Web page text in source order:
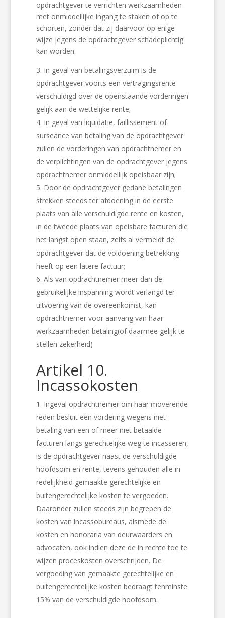
opdrachtgever te verrichten werkzaamheden
met onmiddellijke ingang te staken of op te
schorten, zonder dat zij daarvoor op enige
wijze jegens de opdrachtgever schadeplichtig
kan worden.
In geval van betalingsverzuim is de
opdrachtgever voorts een vertragingsrente
verschuldigd over de openstaande vorderingen
gelijk aan de wettelijke rente;
In geval van liquidatie, faillissement of
surseance van betaling van de opdrachtgever
zullen de vorderingen van opdrachtnemer en
de verplichtingen van de opdrachtgever jegens
opdrachtnemer onmiddellijk opeisbaar zijn;
Door de opdrachtgever gedane betalingen
strekken steeds ter afdoening in de eerste
plaats van alle verschuldigde rente en kosten,
in de tweede plaats van opeisbare facturen die
het langst open staan, zelfs al vermeldt de
opdrachtgever dat de voldoening betrekking
heeft op een latere factuur;
Als van opdrachtnemer meer dan de
gebruikelijke inspanning wordt verlangd ter
uitvoering van de overeenkomst, kan
opdrachtnemer voor aanvang van haar
werkzaamheden betaling(of daarmee gelijk te
stellen zekerheid)
Artikel 10.
Incassokosten
Ingeval opdrachtnemer om haar moverende
reden besluit een vordering wegens niet-
betaling van een of meer niet betaalde
facturen langs gerechtelijke weg te incasseren,
is de opdrachtgever naast de verschuldigde
hoofdsom en rente, tevens gehouden alle in
redelijkheid gemaakte gerechtelijke en
buitengerechtelijke kosten te vergoeden.
Daaronder zullen steeds zijn begrepen de
kosten van incassobureaus, alsmede de
kosten en honoraria van deurwaarders en
advocaten, ook indien deze de in rechte toe te
wijzen proceskosten overschrijden. De
vergoeding van gemaakte gerechtelijke en
buitengerechtelijke kosten bedraagt tenminste
15% van de verschuldigde hoofdsom.